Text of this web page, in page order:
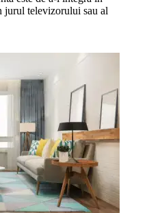
jurul televizorului sau al